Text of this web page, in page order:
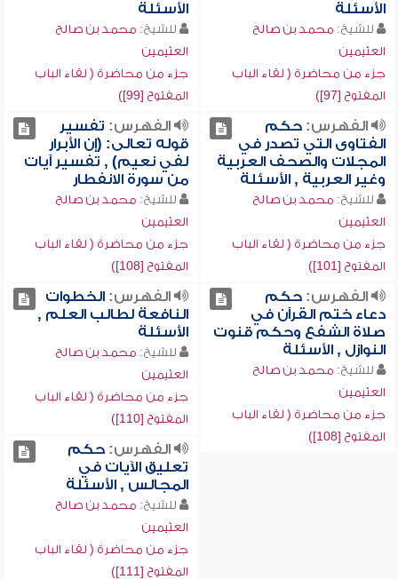
الأسئلة
للشيخ: محمد بن صالح
العثيمين
جزء من محاضرة ( لقاء الباب
المفتوح [97])
الأسئلة
للشيخ: محمد بن صالح
العثيمين
جزء من محاضرة ( لقاء الباب
المفتوح [99])
الفهرس:حكم
الفتاوى التي تصدر في
المجلات والصحف العربية
وغير العربية , الأسئلة
للشيخ: محمد بن صالح
العثيمين
جزء من محاضرة ( لقاء الباب
المفتوح [101])
الفهرس: تفسير
قوله تعالى: (إن الأبرار
لفي نعيم) , تفسير آيات
من سورة الانفطار
للشيخ: محمد بن صالح
العثيمين
جزء من محاضرة ( لقاء الباب
المفتوح [108])
الفهرس:حكم
دعاء ختم القرآن في
صلاة الشفع وحكم قنوت
النوازل , الأسئلة
للشيخ: محمد بن صالح
العثيمين
جزء من محاضرة ( لقاء الباب
المفتوح [108])
الفهرس:الخطوات
النافعة لطالب العلم ,
الأسئلة
للشيخ: محمد بن صالح
العثيمين
جزء من محاضرة ( لقاء الباب
المفتوح [110])
الفهرس:حكم
تعليق الآيات في
المجالس , الأسئلة
للشيخ: محمد بن صالح
العثيمين
جزء من محاضرة ( لقاء الباب
المفتوح [111])